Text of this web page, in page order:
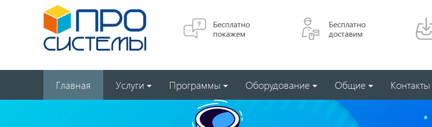
Бесплатно
покажем
Бесплатно
доставим
Главная Услуги Программы Оборудование Общие Контакты